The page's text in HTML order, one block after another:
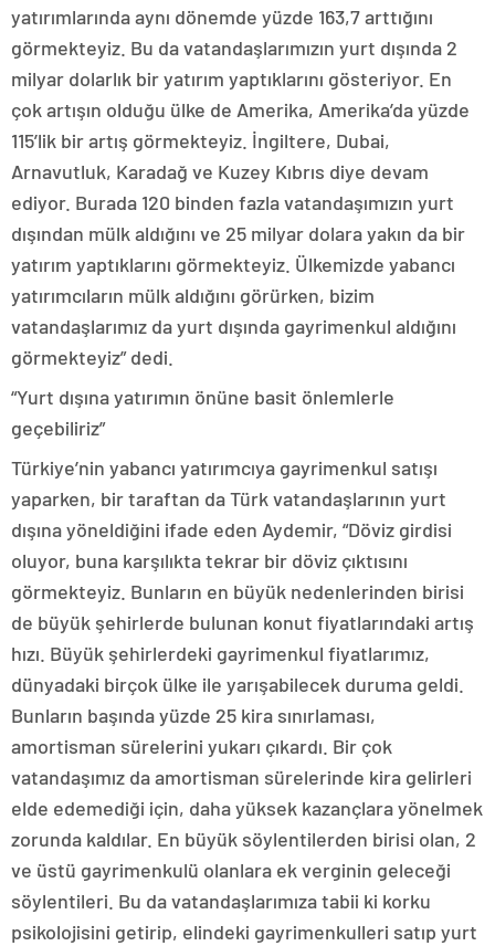
yatırımlarında aynı dönemde yüzde 163,7 arttığını
görmekteyiz. Bu da vatandaşlarımızın yurt dışında 2
milyar dolarlık bir yatırım yaptıklarını gösteriyor. En
çok artışın olduğu ülke de Amerika, Amerika’da yüzde
115’lik bir artış görmekteyiz. İngiltere, Dubai,
Arnavutluk, Karadağ ve Kuzey Kıbrıs diye devam
ediyor. Burada 120 binden fazla vatandaşımızın yurt
dışından mülk aldığını ve 25 milyar dolara yakın da bir
yatırım yaptıklarını görmekteyiz. Ülkemizde yabancı
yatırımcıların mülk aldığını görürken, bizim
vatandaşlarımız da yurt dışında gayrimenkul aldığını
görmekteyiz” dedi.
“Yurt dışına yatırımın önüne basit önlemlerle
geçebiliriz”
Türkiye’nin yabancı yatırımcıya gayrimenkul satışı
yaparken, bir taraftan da Türk vatandaşlarının yurt
dışına yöneldiğini ifade eden Aydemir, “Döviz girdisi
oluyor, buna karşılıkta tekrar bir döviz çıktısını
görmekteyiz. Bunların en büyük nedenlerinden birisi
de büyük şehirlerde bulunan konut fiyatlarındaki artış
hızı. Büyük şehirlerdeki gayrimenkul fiyatlarımız,
dünyadaki birçok ülke ile yarışabilecek duruma geldi.
Bunların başında yüzde 25 kira sınırlaması,
amortisman sürelerini yukarı çıkardı. Bir çok
vatandaşımız da amortisman sürelerinde kira gelirleri
elde edemediği için, daha yüksek kazançlara yönelmek
zorunda kaldılar. En büyük söylentilerden birisi olan, 2
ve üstü gayrimenkulü olanlara ek verginin geleceği
söylentileri. Bu da vatandaşlarımıza tabii ki korku
psikolojisini getirip, elindeki gayrimenkulleri satıp yurt